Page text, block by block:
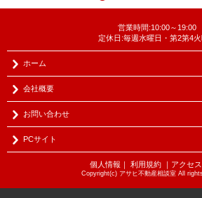
営業時間:10:00～19:00
定休日:毎週水曜日・第2第4火
ホーム
会社概要
お問い合わせ
PCサイト
個人情報 ｜ 利用規約｜ アクセ
Copyright(c) アサヒ不動産相談室 All